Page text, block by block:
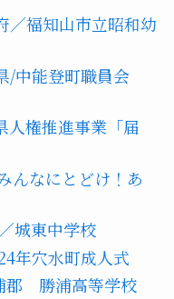
福知山市立昭和幼
/中能登町職員会
権推進事業「届
んなにとどけ！あ
城東中学校
年穴水町成人式
郡 勝浦高等学校